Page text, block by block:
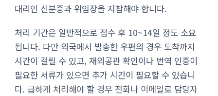
대리인 신분증과 위임장을 지참해야 합니다.
처리 기간은 일반적으로 접수 후 10~14일 정도 소요
됩니다. 다만 외국에서 발송한 우편의 경우 도착까지
시간이 걸릴 수 있고, 재외공관 확인이나 번역 인증이
필요한 서류가 있으면 추가 시간이 필요할 수 있습니
다. 급하게 처리해야 할 경우 전화나 이메일로 담당자